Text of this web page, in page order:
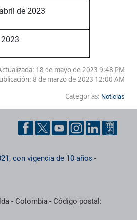
de 2023
2023
18 de mayo de 2023 9:48 PM
8 de marzo de 2023 12:00 AM
Categorías: Noticias
con vigencia de 10 años -
- Colombia - Código postal: